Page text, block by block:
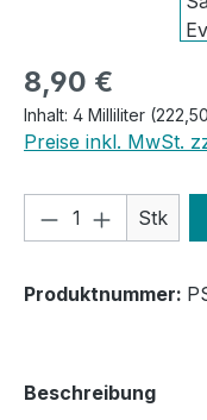
Regulärer Preis:
8,90 €
Inhalt: 4 Milliliter
Preise inkl. MwSt.
ProduktStk
Produktnummer:
Beschreibung